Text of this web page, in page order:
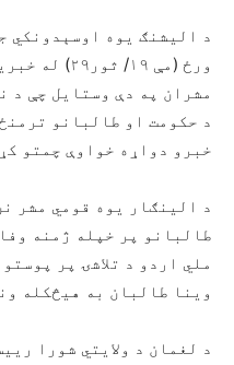
د الیشنګ یوه اوسېدونکي
ورځ (مې ۱۹/
مشران په دې وستایل چې د
د حکومت او طالبانو
خبرو دواړه خواوې چمتو
د الینګار یوه قومي مشر
طالبانو پر خپله ژمنه
ملي اردو د تلاشۍ پر
وینا طالبان به هیڅکله
د لغمان د ولایتي شورا